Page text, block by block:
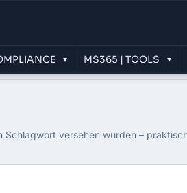
▾ MS365 | TOOLS ▾
versehen wurden –